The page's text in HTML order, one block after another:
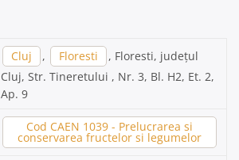
Cluj , Floresti
, Floresti, județul
Cluj, Str. Tineretului , Nr. 3, Bl. H2, Et. 2,
Ap. 9
Cod CAEN 1039 - Prelucrarea si
conservarea fructelor si legumelor